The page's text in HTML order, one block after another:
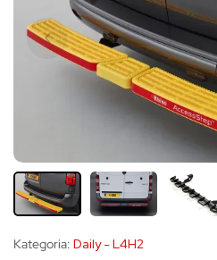
Kategoria: Daily - L4H2